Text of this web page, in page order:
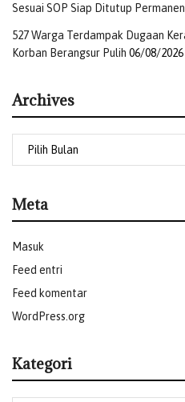
Sesuai SOP Siap Ditutup Permanen
527 Warga Terdampak Dugaan
Korban Berangsur Pulih 06/08/2026
Archives
Meta
Masuk
Feed entri
Feed komentar
WordPress.org
Kategori